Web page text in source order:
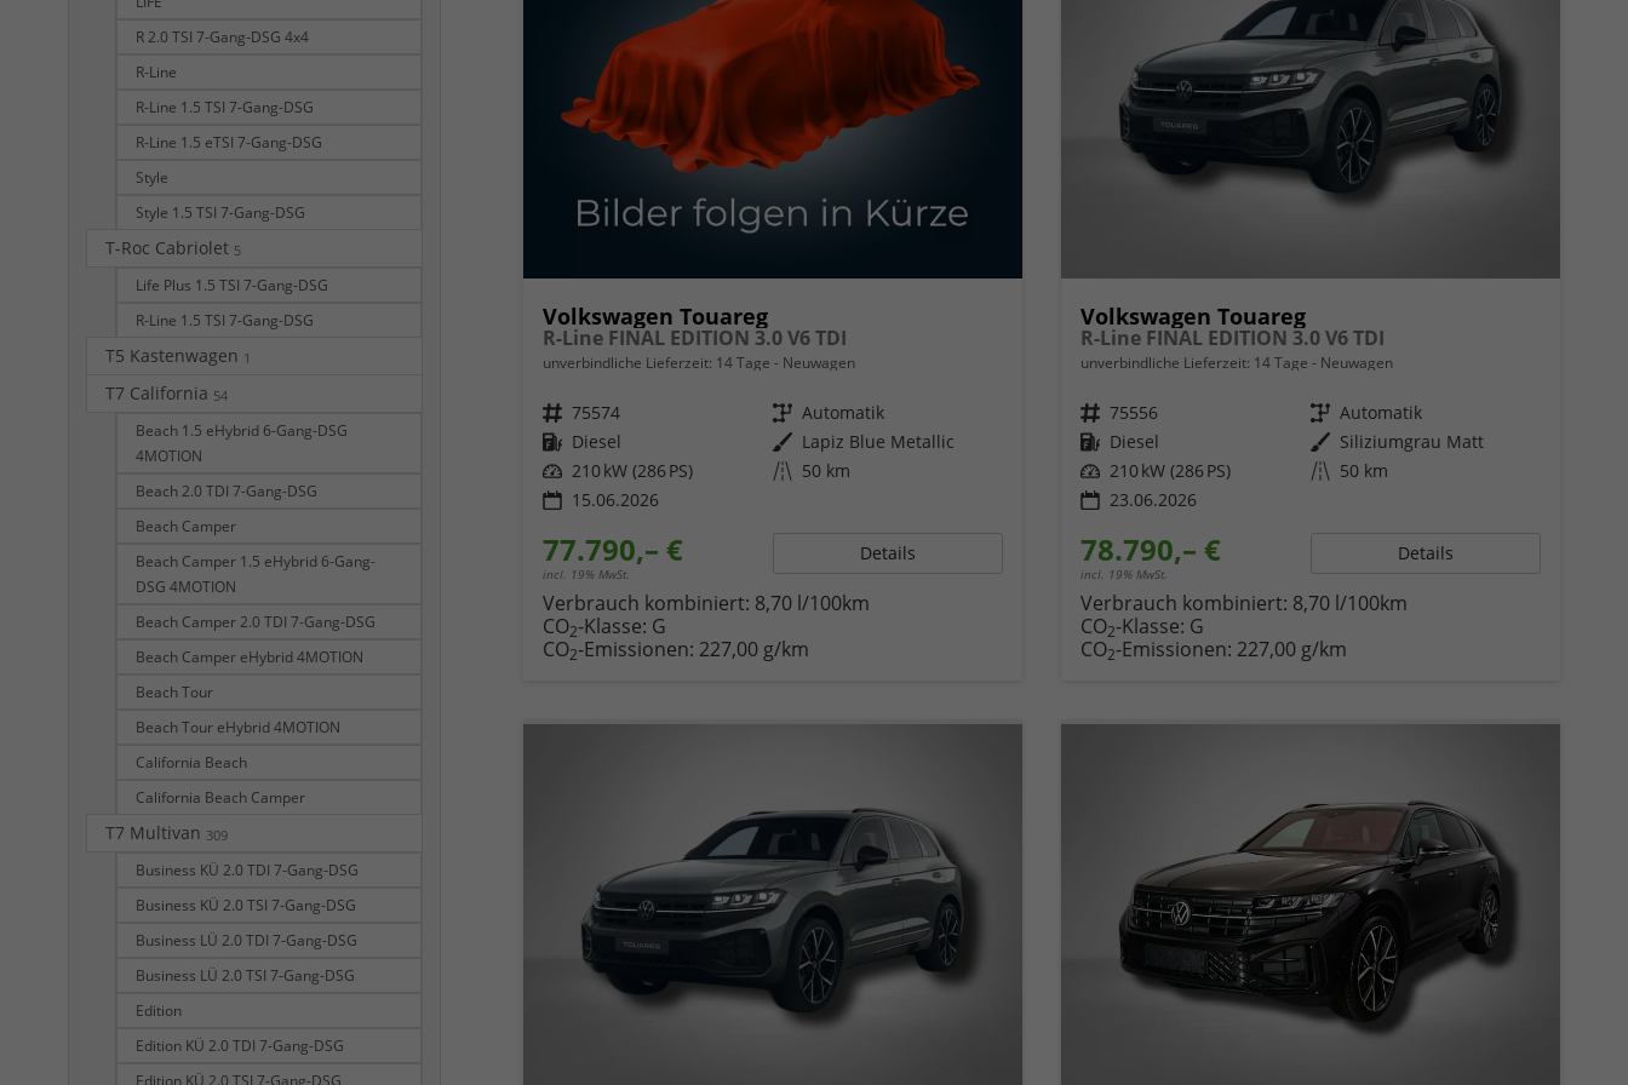
Volkswagen Touareg
R-Line FINAL EDITION 3.0 V6 TDI
unverbindliche Lieferzeit: 14 Tage Neuwagen
Fahrzeugnr. 75574 Getriebe Automatik
Kraftstoff Diesel Außenfarbe Lapiz Blue Metallic
Leistung 210 kW (286 PS) Kilometerstand 50 km
15.06.2026
77.790,– €
incl. 19% MwSt.
Details
Verbrauch kombiniert: 8,70 l/100km
CO2-Klasse: G
CO2-Emissionen: 227,00 g/km
Volkswagen Touareg
R-Line FINAL EDITION 3.0 V6 TDI
unverbindliche Lieferzeit: 14 Tage Neuwagen
Fahrzeugnr. 75556 Getriebe Automatik
Kraftstoff Diesel Außenfarbe Siliziumgrau Matt
Leistung 210 kW (286 PS) Kilometerstand 50 km
23.06.2026
78.790,– €
incl. 19% MwSt.
Details
Verbrauch kombiniert: 8,70 l/100km
CO2-Klasse: G
CO2-Emissionen: 227,00 g/km
R 2.0 TSI 7-Gang-DSG 4x4
R-Line
R-Line 1.5 TSI 7-Gang-DSG
R-Line 1.5 eTSI 7-Gang-DSG
Style
Style 1.5 TSI 7-Gang-DSG
T-Roc Cabriolet 5
Life Plus 1.5 TSI 7-Gang-DSG
R-Line 1.5 TSI 7-Gang-DSG
T5 Kastenwagen 1
T7 California 54
Beach 1.5 eHybrid 6-Gang-DSG
4MOTION
Beach 2.0 TDI 7-Gang-DSG
Beach Camper
Beach Camper 1.5 eHybrid 6-Gang-
DSG 4MOTION
Beach Camper 2.0 TDI 7-Gang-DSG
Beach Camper eHybrid 4MOTION
Beach Tour
Beach Tour eHybrid 4MOTION
California Beach
California Beach Camper
T7 Multivan 309
Business KÜ 2.0 TDI 7-Gang-DSG
Business KÜ 2.0 TSI 7-Gang-DSG
Business LÜ 2.0 TDI 7-Gang-DSG
Business LÜ 2.0 TSI 7-Gang-DSG
Edition
Edition KÜ 2.0 TDI 7-Gang-DSG